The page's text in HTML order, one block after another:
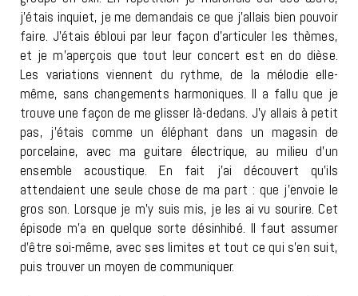
j’étais inquiet, je me demandais ce que j’allais bien pouvoir
faire. J’étais ébloui par leur façon d’articuler les thèmes,
et je m’aperçois que tout leur concert est en do dièse.
Les variations viennent du rythme, de la mélodie elle-
même, sans changements harmoniques. Il a fallu que je
trouve une façon de me glisser là-dedans. J’y allais à petit
pas, j’étais comme un éléphant dans un magasin de
porcelaine, avec ma guitare électrique, au milieu d’un
ensemble acoustique. En fait j’ai découvert qu’ils
attendaient une seule chose de ma part : que j’envoie le
gros son. Lorsque je m’y suis mis, je les ai vu sourire. Cet
épisode m’a en quelque sorte désinhibé. Il faut assumer
d’être soi-même, avec ses limites et tout ce qui s’en suit,
puis trouver un moyen de communiquer.